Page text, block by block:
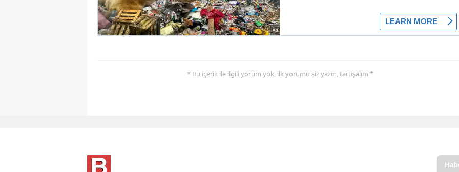
* Bu içerik ile ilgili yorum yok, ilk yorumu siz yazın, tartışalım *